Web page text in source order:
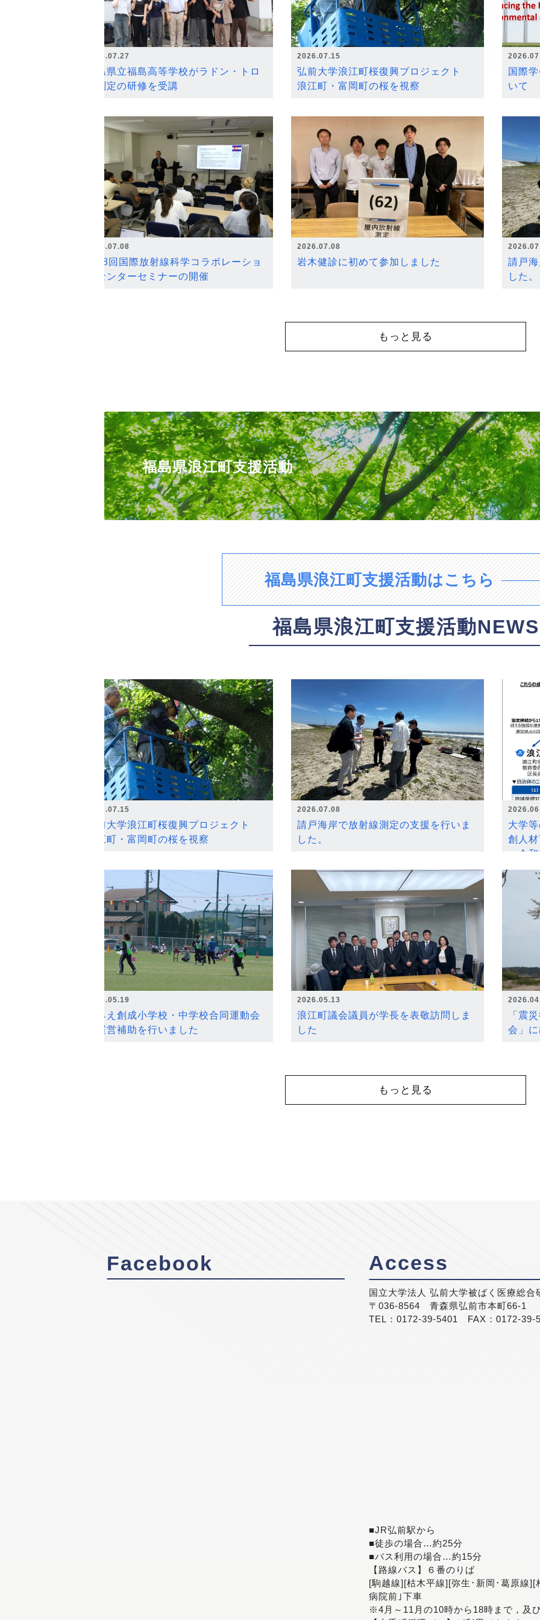
2026.07.27
福島県立福島高等学校がラドン・トロ
ン測定の研修を受講
2026.07.15
弘前大学浪江町桜復興プロジェクト
浪江町・富岡町の桜を視察
国際
いて
2026.07.08
第18回国際放射線科学コラボレーショ
ンセンターセミナーの開催
2026.07.08
岩木健診に初めて参加しました
請戸
した。
もっと見る
福島県浪江町支援活動
福島県浪江町支援活動はこちら
福島県浪江町支援活動NEWS
2026.07.15
弘前大学浪江町桜復興プロジェクト
浪江町・富岡町の桜を視察
2026.07.08
請戸海岸で放射線測定の支援を行いま
した。
大学
創人
～令
2026.05.19
なみえ創成小学校・中学校合同運動会
の運営補助を行いました
2026.05.13
浪江町議会議員が学長を表敬訪問しま
した
「震
会」
もっと見る
Facebook Access
国立大学法人 弘前大学被ばく医療総合
〒036-8564 青森県弘前市本町66-1
TEL：0172-39-5401 FAX：0172-39-
■JR弘前駅から
■徒歩の場合…約25分
■バス利用の場合…約15分
【路線バス】６番のりば
[駒越線][枯木平線][弥生･新岡･葛原線
病院前｣下車
※4月～11月の10時から18時まで，及